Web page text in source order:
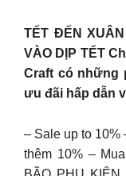
TẾT ĐẾN
VÀO DỊP TẾT
Craft có những
ưu đãi hấp dẫn
– Sale up to 10%
thêm 10% –